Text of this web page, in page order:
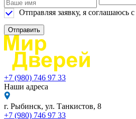
Отправляя заявку, я соглашаюсь с
Отправить
+7 (980) 746 97 33
Наши адреса
г. Рыбинск, ул. Танкистов, 8
+7 (980) 746 97 33